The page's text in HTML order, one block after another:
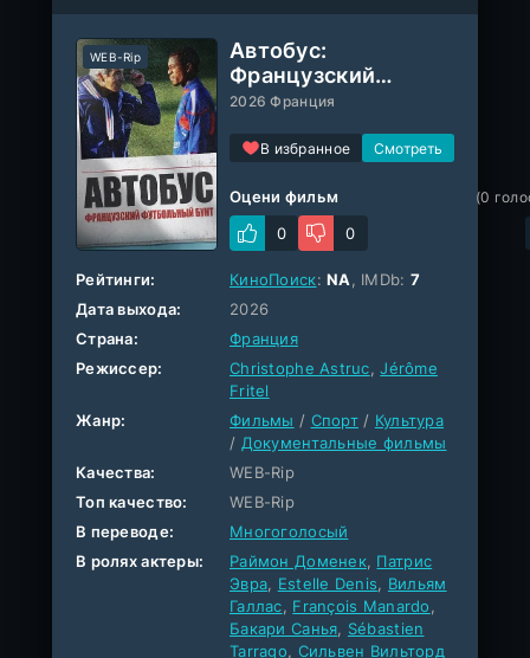
Автобус:
Французский
футбольный бунт
2026 Франция
В избранное
WEB-Rip
Оцени фильм
0
0
(0
Рейтинги: КиноПоиск:NA , IMDb: 7
Дата выхода:
2026
Страна:
Франция
Режиссер:
Christophe Astruc,Jérôme
Fritel
Жанр:
Фильмы / Спорт/ Культура
/ Документальные фильмы
Качества:
WEB-Rip
Топ качество:
WEB-Rip
В переводе:
Многоголосый
В ролях актеры:
Раймон Доменек, Патрис
Эвра, Estelle Denis, Вильям
Галлас, François Manardo ,
Бакари Санья, Sébastien
Tarrago, Сильвен Вильторд